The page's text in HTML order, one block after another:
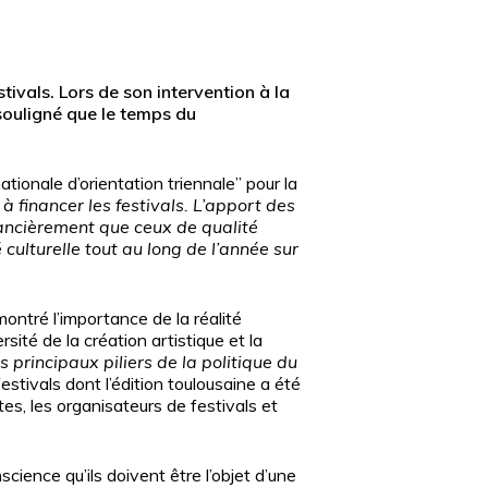
Lors de son intervention à la
que le temps du
d’orientation triennale” pour la
financer les festivals. L’apport des
que ceux de qualité
tout au long de l’année sur
l’importance de la réalité
de la création artistique et la
principaux piliers de la politique du
dont l’édition toulousaine a été
les organisateurs de festivals et
qu’ils doivent être l’objet d’une